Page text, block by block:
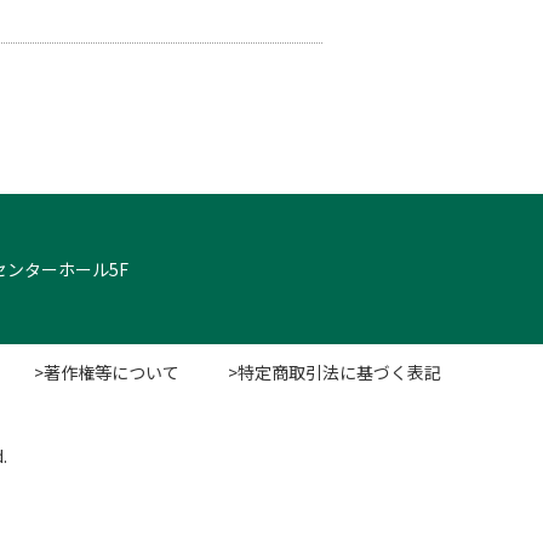
ターホール5F
>著作権等について
>特定商取引法に基づく表記